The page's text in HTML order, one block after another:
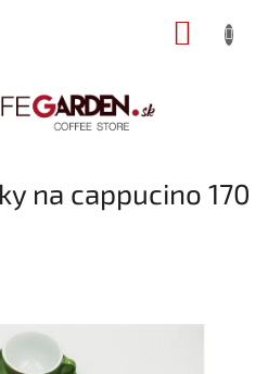
na cappucino 170